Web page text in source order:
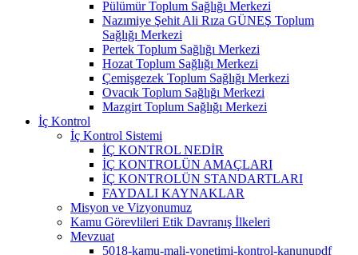
Pülümür Toplum Sağlığı Merkezi
Nazımiye Şehit Ali Rıza GÜNEŞ Toplum
Sağlığı Merkezi
Pertek Toplum Sağlığı Merkezi
Hozat Toplum Sağlığı Merkezi
Çemişgezek Toplum Sağlığı Merkezi
Ovacık Toplum Sağlığı Merkezi
Mazgirt Toplum Sağlığı Merkezi
İç Kontrol
İç Kontrol Sistemi
İÇ KONTROL NEDİR
İÇ KONTROLÜN AMAÇLARI
İÇ KONTROLÜN STANDARTLARI
FAYDALI KAYNAKLAR
Misyon ve Vizyonumuz
Kamu Görevlileri Etik Davranış İlkeleri
Mevzuat
5018-kamu-mali-yonetimi-kontrol-kanunupdf